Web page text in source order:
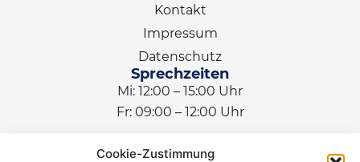
Cookie-Zustimmung
Kontakt
Impressum
Datenschutz
Sprechzeiten
Mi: 12:00 – 15:00 Uhr
Fr: 09:00 – 12:00 Uhr